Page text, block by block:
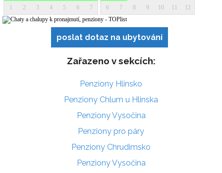
poslat dotaz na ubytování
Zařazeno v sekcích:
Penziony Hlinsko
Penziony Chlum u Hlinska
Penziony Vysočina
Penziony pro páry
Penziony Chrudimsko
Penziony Vysočina